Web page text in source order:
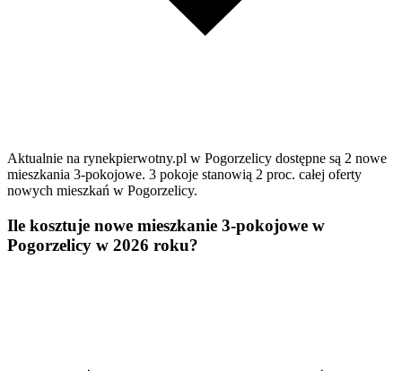
Aktualnie na rynekpierwotny.pl w Pogorzelicy dostępne są 2 nowe
mieszkania 3-pokojowe. 3 pokoje stanowią 2 proc. całej oferty
nowych mieszkań w Pogorzelicy.
Ile kosztuje nowe mieszkanie 3-pokojowe w
Pogorzelicy w 2026 roku?